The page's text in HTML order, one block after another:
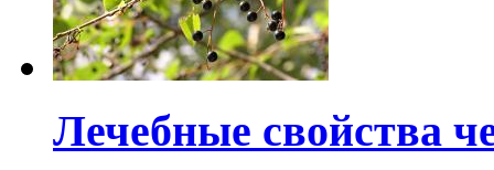
Лечебные свойства